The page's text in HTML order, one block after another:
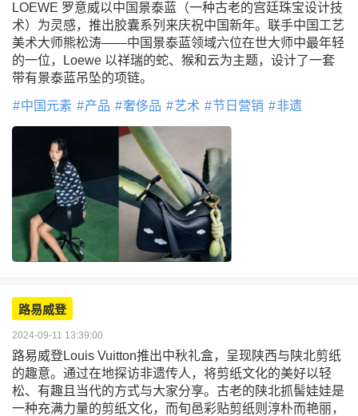
LOEWE 罗意威以中国景泰蓝（一种古老的宫廷珠宝设计技
术）为灵感，推出胶囊系列来庆祝中国新年。联手中国工艺
美术大师熊松涛——中国景泰蓝领域六位在世大师中最年轻
的一位，Loewe 以祥瑞的蛇、猴和云为主题，设计了一套
带有景泰蓝吊坠的项链。
中国元素 产品 奢侈品 艺术 节日营销 非遗
路易威登
2024-09-11 13:39:00
路易威登Louis Vuitton推出中秋礼盒，呈现陕西与陕北剪纸
的趣意。通过在地探访非遗传人，将剪纸文化的美好以轻
松、有趣且当代的方式与大家分享。古老的陕北抓髻娃娃是
一种充满力量的剪纸文化，而旬邑彩贴剪纸则淳朴而艳丽，